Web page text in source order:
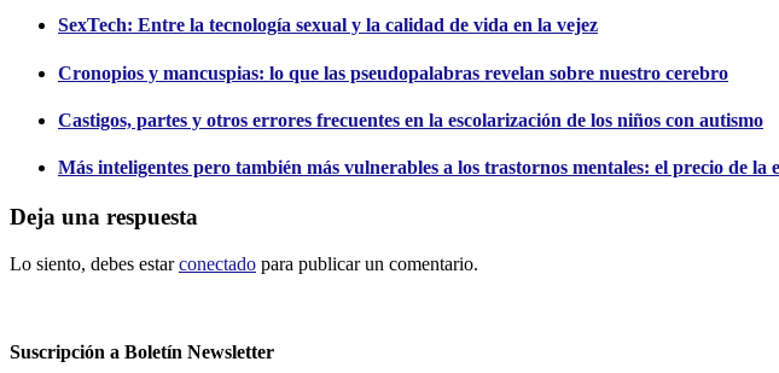
SexTech: Entre la tecnología sexual y la calidad de vida en la vejez
Cronopios y mancuspias: lo que las pseudopalabras revelan sobre nuestro cerebro
Castigos, partes y otros errores frecuentes en la escolarización de los niños con autismo
Más inteligentes pero también más vulnerables a los trastornos mentales: el precio de la
Deja una respuesta
Lo siento, debes estarconectado para publicar un comentario.
Suscripción a Boletín Newsletter